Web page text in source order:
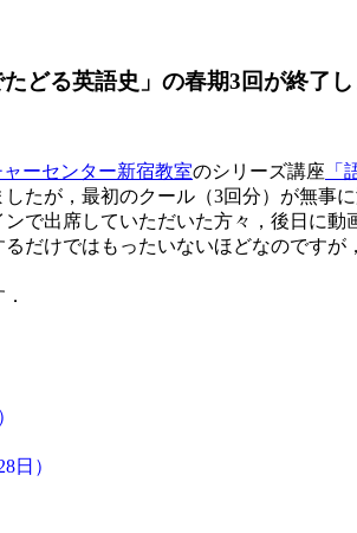
どる英語史」の春期3回が終了
ーセンター新宿教室のシリーズ講座 「
たが，最初のクール（3回分）が無事
で出席していただいた方々，後日に
だけではもったいないほどなのです
日）